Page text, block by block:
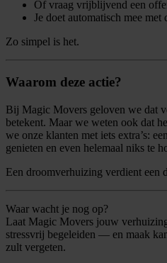
Of vraag vrijblijvend een
Je doet automatisch mee met
Zo simpel is het.
Waarom deze actie?
Bij Magic Movers geloven we dat
betekent. Maar we weten ook dat
we onze klanten met iets extra’s:
genieten en even helemaal niks te
Een droomverhuizing verdient een
Waar wacht je nog op?
Laat Magic Movers jouw
stressvrij begeleiden — en maak
zult vergeten.